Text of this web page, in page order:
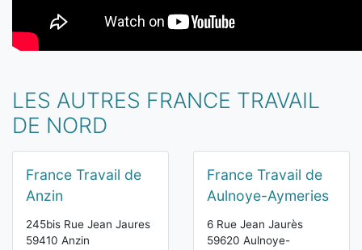
LES AUTRES FRANCE TRAVAIL
DE NORD
France Travail de
Anzin
245bis Rue Jean Jaures
59410 Anzin
France Travail de
Aulnoye-Aymeries
6 Rue Jean Jaurès
59620 Aulnoye-